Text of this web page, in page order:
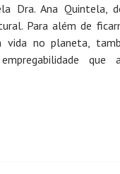
Dra. Ana Quintela,
Para além de
no planeta,